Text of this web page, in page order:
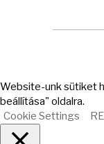
Website-unk sütiket
beállítása" oldalra.
Cookie Settings